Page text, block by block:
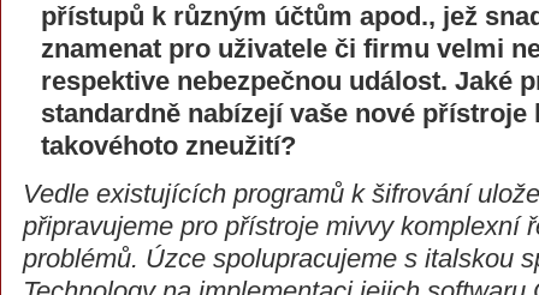
přístupů k různým účtům apod., jež
znamenat pro uživatele či firmu velmi
respektive nebezpečnou událost. Jaké
standardně nabízejí vaše nové
takovéhoto zneužití?
Vedle existujících programů k šifrování
připravujeme pro přístroje mivvy komplexní
problémů. Úzce spolupracujeme s italskou